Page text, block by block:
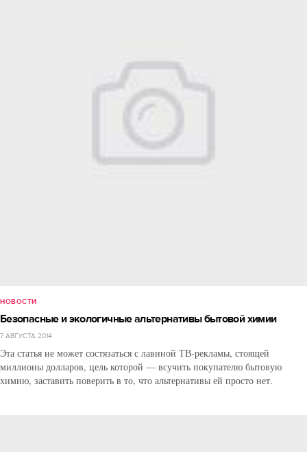
НОВОСТИ
Безопасные и экологичные альтернативы бытовой химии
7 АВГУСТА 2014
Эта статья не может состязаться с лавиной ТВ-рекламы, стоящей
миллионы долларов, цель которой — всучить покупателю бытовую
химию, заставить поверить в то, что альтернативы ей просто нет.